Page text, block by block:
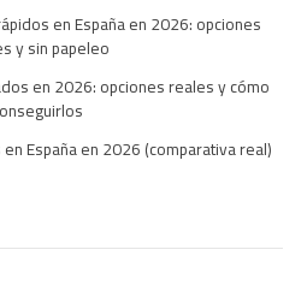
en España en 2026: opciones
y sin papeleo
en 2026: opciones reales y cómo
España en 2026 (comparativa real)